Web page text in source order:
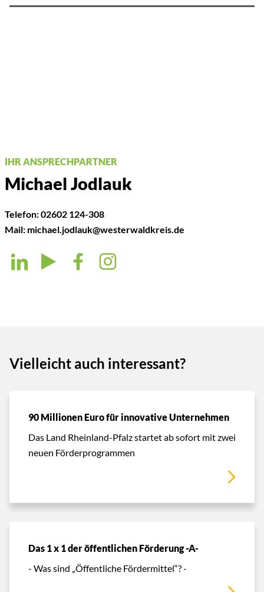
IHR ANSPRECHPARTNER
Michael Jodlauk
Telefon:02602 124-308
Mail: michael.jodlauk@westerwaldkreis.de
Vielleicht auch interessant?
90 Millionen Euro für innovative Unternehmen
Das Land Rheinland-Pfalz startet ab sofort mit zwei
neuen Förderprogrammen
Das 1 x 1 der öffentlichen Förderung -A-
- Was sind „Öffentliche Fördermittel“? -